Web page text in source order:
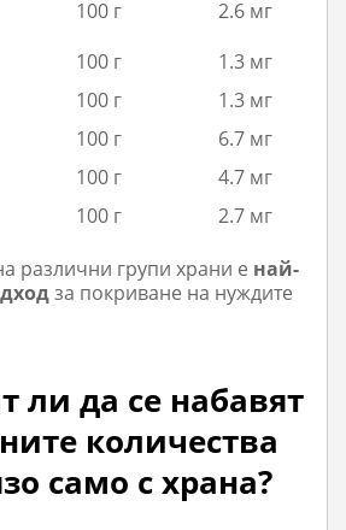
100 г
2.6 мг
100 г
1.3 мг
100 г
1.3 мг
100 г
6.7 мг
100 г
4.7 мг
100 г
2.7 мг
различни групи храни е най-
за покриване на нуждите
ли да се набавят
количества
само с храна?